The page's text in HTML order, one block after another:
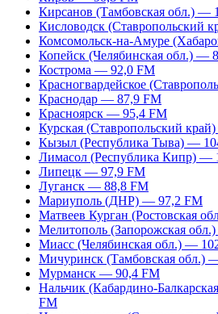
Кирсанов (Тамбовская обл.) —
Кисловодск (Ставропольский
Комсомольск-на-Амуре
Копейск (Челябинская обл.) —
Кострома — 92,0 FM
Красногвардейское
Краснодар — 87,9 FM
Красноярск — 95,4 FM
Курская (Ставропольский
Кызыл (Республика Тыва) —
Лимасол (Республика Кипр) —
Липецк — 97,9 FM
Луганск — 88,8 FM
Мариуполь (ДНР) — 97,2 FM
Матвеев Курган (Ростовская
Мелитополь (Запорожская
Миасс (Челябинская обл.) —
Мичуринск (Тамбовская обл.)
Мурманск — 90,4 FM
Нальчик (Кабардино-
FM